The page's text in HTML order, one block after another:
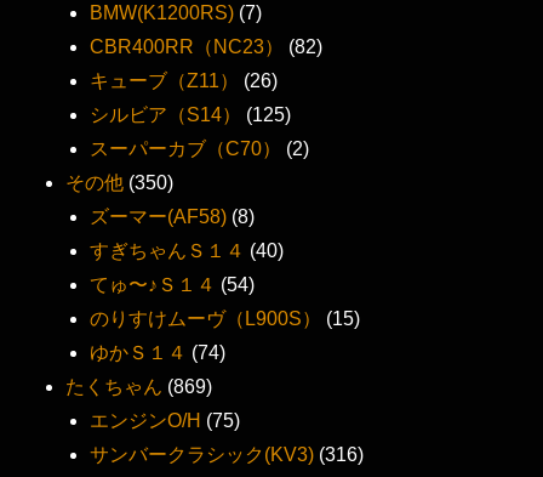
BMW(K1200RS) (7)
CBR400RR（NC23）
(82)
キューブ（Z11）
(26)
シルビア（S14）
(125)
スーパーカブ（C70）
(2)
その他 (350)
ズーマー(AF58) (8)
すぎちゃんＳ１４ (40)
てゅ〜♪Ｓ１４ (54)
のりすけムーヴ（L900S）
(15)
ゆかＳ１４ (74)
たくちゃん (869)
エンジンO/H (75)
サンバークラシック(KV3) (316)